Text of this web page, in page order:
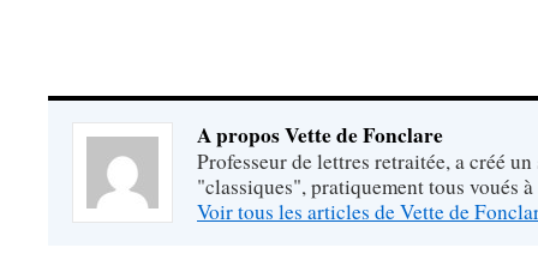
A propos Vette de Fonclare
Professeur de lettres retraitée, a créé
"classiques", pratiquement tous voués
Voir tous les articles de Vette de